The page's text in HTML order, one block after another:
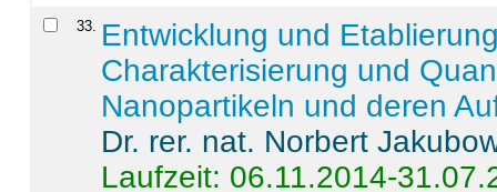
33. Entwicklung und
Charakterisierung und
Nanopartikeln und deren
Dr. rer. nat. Norbert
Laufzeit: 06.11.2014-